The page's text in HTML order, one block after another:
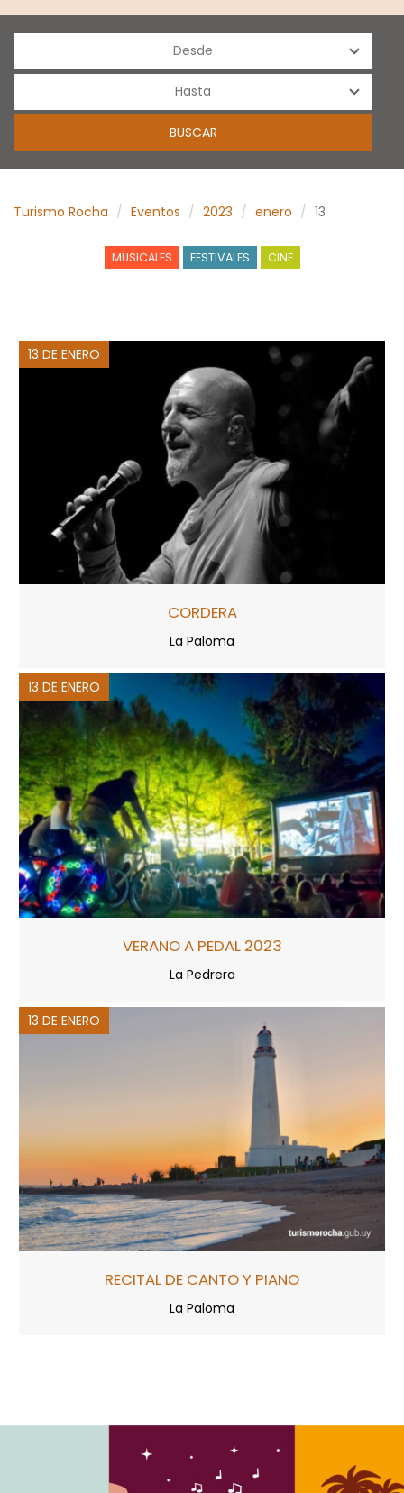
Turismo Rocha Eventos 2023 enero 13
MUSICALES FESTIVALES CINE
13 DE ENERO
CORDERA
La Paloma
13 DE ENERO
VERANO A PEDAL 2023
La Pedrera
13 DE ENERO
RECITAL DE CANTO Y PIANO
La Paloma